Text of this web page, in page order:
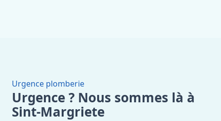
Urgence plomberie
Urgence ? Nous sommes là à
Sint-Margriete